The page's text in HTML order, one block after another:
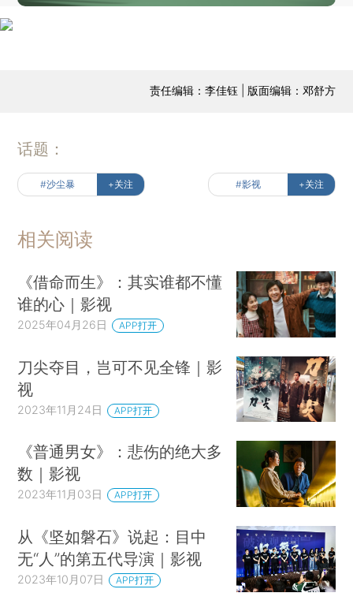
责任编辑：李佳钰 | 版面编辑：邓舒方
话题：
#沙尘暴 +关注 #影视 +关注
相关阅读
《借命而生》：其实谁都不懂
谁的心｜影视
2025年04月26日 APP打开
刀尖夺目，岂可不见全锋｜影
视
2023年11月24日 APP打开
《普通男女》：悲伤的绝大多
数｜影视
2023年11月03日 APP打开
从《坚如磐石》说起：目中
无“人”的第五代导演｜影视
2023年10月07日 APP打开